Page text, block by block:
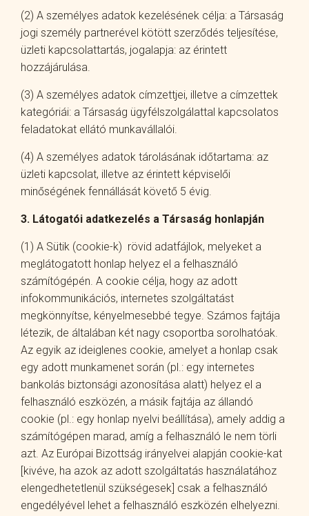
(2) A személyes adatok kezelésének célja: a Társaság
jogi személy partnerével kötött szerződés teljesítése,
üzleti kapcsolattartás, jogalapja: az érintett
hozzájárulása.
(3) A személyes adatok címzettjei, illetve a címzettek
kategóriái: a Társaság ügyfélszolgálattal kapcsolatos
feladatokat ellátó munkavállalói.
(4) A személyes adatok tárolásának időtartama: az
üzleti kapcsolat, illetve az érintett képviselői
minőségének fennállását követő 5 évig.
3. Látogatói adatkezelés a Társaság honlapján
(1) A Sütik (cookie-k) rövid adatfájlok, melyeket a
meglátogatott honlap helyez el a felhasználó
számítógépén. A cookie célja, hogy az adott
infokommunikációs, internetes szolgáltatást
megkönnyítse, kényelmesebbé tegye. Számos fajtája
létezik, de általában két nagy csoportba sorolhatóak.
Az egyik az ideiglenes cookie, amelyet a honlap csak
egy adott munkamenet során (pl.: egy internetes
bankolás biztonsági azonosítása alatt) helyez el a
felhasználó eszközén, a másik fajtája az állandó
cookie (pl.: egy honlap nyelvi beállítása), amely addig a
számítógépen marad, amíg a felhasználó le nem törli
azt. Az Európai Bizottság irányelvei alapján cookie-kat
[kivéve, ha azok az adott szolgáltatás használatához
elengedhetetlenül szükségesek] csak a felhasználó
engedélyével lehet a felhasználó eszközén elhelyezni.